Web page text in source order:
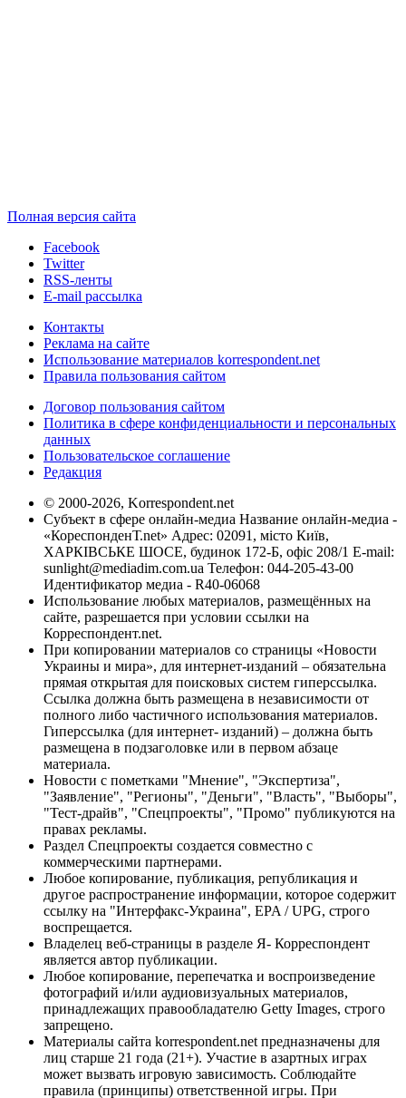
Полная версия сайта
Facebook
Twitter
RSS-ленты
E-mail рассылка
Контакты
Реклама на сайте
Использование материалов korrespondent.net
Правила пользования сайтом
Договор пользования сайтом
Политика в сфере конфиденциальности и персональных
данных
Пользовательское соглашение
Редакция
© 2000-2026, Korrespondent.net
Субъект в сфере онлайн-медиа Название онлайн-медиа -
«КореспонденТ.net» Адрес: 02091, місто Київ,
ХАРКІВСЬКЕ ШОСЕ, будинок 172-Б, офіс 208/1 E-mail:
sunlight@mediadim.com.ua Телефон: 044-205-43-00
Идентификатор медиа - R40-06068
Использование любых материалов, размещённых на
сайте, разрешается при условии ссылки на
Корреспондент.net.
При копировании материалов со страницы «Новости
Украины и мира», для интернет-изданий – обязательна
прямая открытая для поисковых систем гиперссылка.
Ссылка должна быть размещена в независимости от
полного либо частичного использования материалов.
Гиперссылка (для интернет- изданий) – должна быть
размещена в подзаголовке или в первом абзаце
материала.
Новости с пометками "Мнение", "Экспертиза",
"Заявление", "Регионы", "Деньги", "Власть", "Выборы",
"Тест-драйв", "Спецпроекты", "Промо" публикуются на
правах рекламы.
Раздел Спецпроекты создается совместно с
коммерческими партнерами.
Любое копирование, публикация, републикация и
другое распространение информации, которое содержит
ссылку на "Интерфакс-Украина", EPA / UPG, строго
воспрещается.
Владелец веб-страницы в разделе Я- Корреспондент
является автор публикации.
Любое копирование, перепечатка и воспроизведение
фотографий и/или аудиовизуальных материалов,
принадлежащих правообладателю Getty Images, строго
запрещено.
Материалы сайта korrespondent.net предназначены для
лиц старше 21 года (21+). Участие в азартных играх
может вызвать игровую зависимость. Соблюдайте
правила (принципы) ответственной игры. При